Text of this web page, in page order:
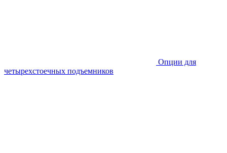
Опции для
четырехстоечных подъемников